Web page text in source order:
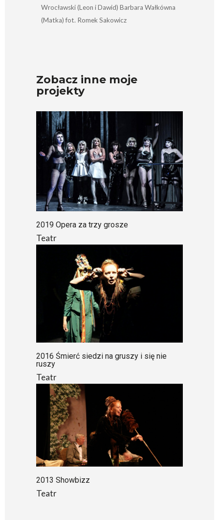
Wrocławski (Leon i Dawid) Barbara Wałkówna
(Matka) fot. Romek Sakowicz
2019 Opera za trzy grosze
Teatr
2016 Śmierć siedzi na gruszy i się nie
ruszy
Teatr
2013 Showbizz
Teatr